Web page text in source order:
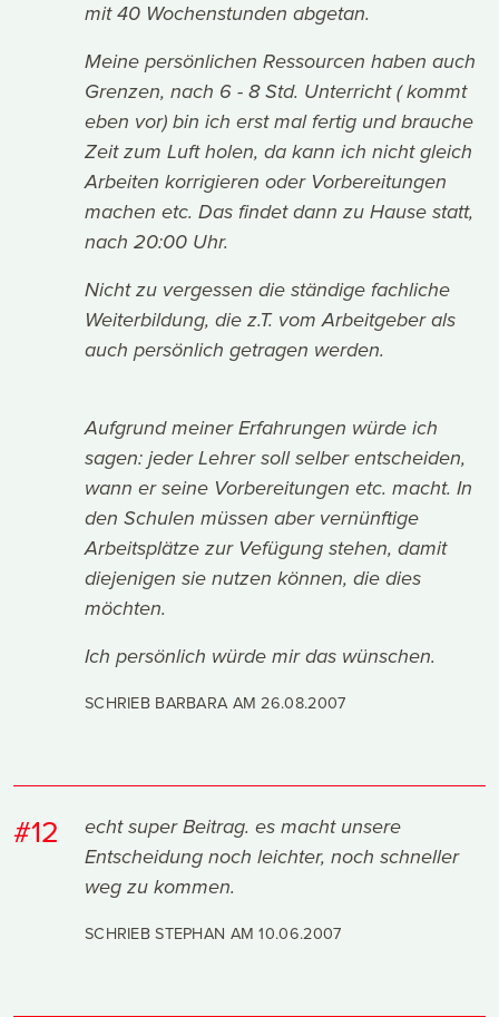
mit 40 Wochenstunden abgetan.
Meine persönlichen Ressourcen haben auch
Grenzen, nach 6 - 8 Std. Unterricht ( kommt
eben vor) bin ich erst mal fertig und brauche
Zeit zum Luft holen, da kann ich nicht gleich
Arbeiten korrigieren oder Vorbereitungen
machen etc. Das findet dann zu Hause statt,
nach 20:00 Uhr.
Nicht zu vergessen die ständige fachliche
Weiterbildung, die z.T. vom Arbeitgeber als
auch persönlich getragen werden.
Aufgrund meiner Erfahrungen würde ich
sagen: jeder Lehrer soll selber entscheiden,
wann er seine Vorbereitungen etc. macht. In
den Schulen müssen aber vernünftige
Arbeitsplätze zur Vefügung stehen, damit
diejenigen sie nutzen können, die dies
möchten.
Ich persönlich würde mir das wünschen.
SCHRIEB BARBARA AM26.08.2007
#12
echt super Beitrag. es macht unsere
Entscheidung noch leichter, noch schneller
weg zu kommen.
SCHRIEB STEPHAN AM10.06.2007